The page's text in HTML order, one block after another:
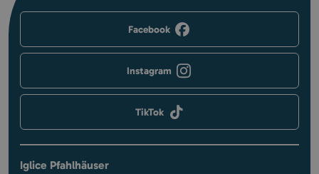
Facebook
Instagram
TikTok
Iglice Pfahlhäuser